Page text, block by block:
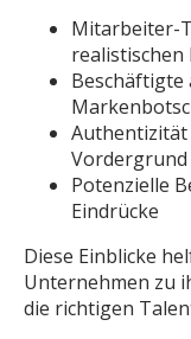
Mitarbeiter-
realistischen
Beschäftigte
Authentizität
Vordergrund
Potenzielle
Eindrücke
Diese Einblicke
Unternehmen zu
die richtigen